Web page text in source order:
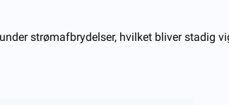
strømafbrydelser, hvilket bliver stadig